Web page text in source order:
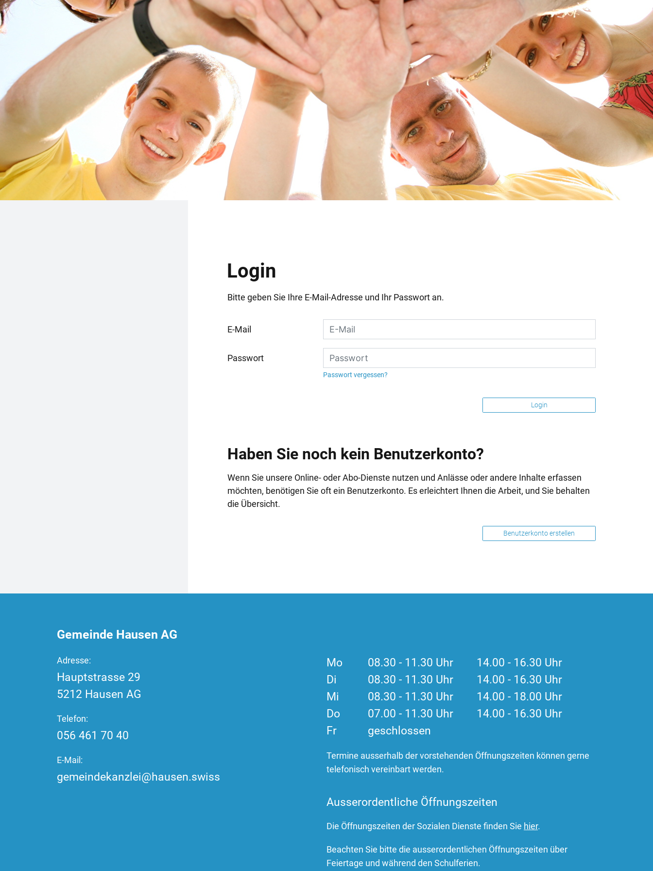
Login
Bitte geben Sie Ihre E-Mail-Adresse und Ihr Passwort an.
E-Mail
Passwort
Passwort vergessen?
Login
Haben Sie noch kein Benutzerkonto?
Wenn Sie unsere Online- oder Abo-Dienste nutzen und Anlässe oder andere Inhalte erfassen
möchten, benötigen Sie oft ein Benutzerkonto. Es erleichtert Ihnen die Arbeit, und Sie behalten
die Übersicht.
Benutzerkonto erstellen
Gemeinde Hausen AG
Adresse:
Hauptstrasse 29
5212 Hausen AG
Telefon:
056 461 70 40
E-Mail:
gemeindekanzlei@hausen.swiss
Mo
08.30 - 11.30 Uhr 14.00 - 16.30 Uhr
Di
08.30 - 11.30 Uhr 14.00 - 16.30 Uhr
Mi
08.30 - 11.30 Uhr 14.00 - 18.00 Uhr
Do
07.00 - 11.30 Uhr 14.00 - 16.30 Uhr
Fr
geschlossen
Termine ausserhalb der vorstehenden Öffnungszeiten können gerne
telefonisch vereinbart werden.
Ausserordentliche Öffnungszeiten
Die Öffnungszeiten der Sozialen Dienste finden Sie hier.
Beachten Sie bitte die ausserordentlichen Öffnungszeiten über
Feiertage und während den Schulferien.